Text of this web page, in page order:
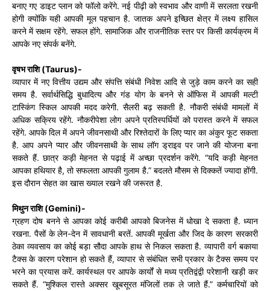
बनाए गए डाइट प्लान को फॉलो करेंगे. नई पीढ़ी को स्वभाव और वाणी में सरलता रखनी
होगी क्योंकि यही आपकी मूल पहचान है. जातक अपने इच्छित क्षेत्र में लक्ष्य हासिल
करने में सक्षम रहेंगे. सफल होंगे. सामाजिक और राजनीतिक स्तर पर किसी कार्यक्रम में
आपके नए संपर्क बनेंगे.
वृषभ राशि (Taurus)-
व्यापार में नए वित्तीय उद्यम और संपत्ति संबंधी निवेश आदि से जुड़े काम करने का सही
समय है. सर्वार्थसिद्धि बुधादित्य और गंड योग के बनने से ऑफिस में आपकी मल्टी
टास्किंग स्किल आपकी मदद करेगी. सैलरी बढ़ सकती है. नौकरी संबंधी मामलों में
अधिक सक्रिय रहेंगे. नौकरीपेशा लोग अपने प्रतिस्पर्धियों को परास्त करने में सफल
रहेंगे. आपके दिल में अपने जीवनसाथी और रिश्तेदारों के लिए प्यार का अंकुर फूट सकता
है. आप अपने प्यार और जीवनसाथी के साथ लॉग ड्राइव पर जाने की योजना बना
सकते हैं. छात्र कड़ी मेहनत से पढ़ाई में अच्छा प्रदर्शन करेंगे. “यदि कड़ी मेहनत
आपका हथियार है, तो सफलता आपकी गुलाम है.” बदलते मौसम से दिक्कतें ज्यादा होंगी.
इस दौरान सेहत का खास ख्याल रखने की जरूरत है.
मिथुन राशि (Gemini)-
ग्रहण दोष बनने से आपका कोई करीबी आपको बिजनेस में धोखा दे सकता है. ध्यान
रखना. पैसों के लेन-देन में सावधानी बरतें. आपकी मूर्खता और जिद के कारण सरकारी
ठेका व्यवसाय का कोई बड़ा सौदा आपके हाथ से निकल सकता है. व्यापारी वर्ग बकाया
टैक्स के कारण परेशान हो सकते हैं, व्यापार से संबंधित सभी प्रकार के टैक्स समय पर
भरने का प्रयास करें. कार्यस्थल पर आपके कार्यों से मध्य प्रतिद्वंद्वी परेशानी खड़ी कर
सकते हैं. “मुश्किल रास्ते अक्सर खूबसूरत मंजिलों तक ले जाते हैं.” कर्मचारियों को